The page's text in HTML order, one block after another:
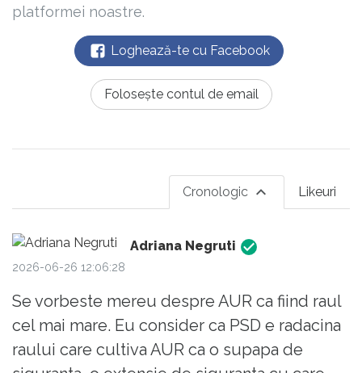
platformei noastre.
Loghează-te cu Facebook
Folosește contul de email
Likeuri
Cronologic
Adriana Negruti
2026-06-26 12:06:28
Se vorbeste mereu despre AUR ca fiind raul
cel mai mare. Eu consider ca PSD e radacina
raului care cultiva AUR ca o supapa de